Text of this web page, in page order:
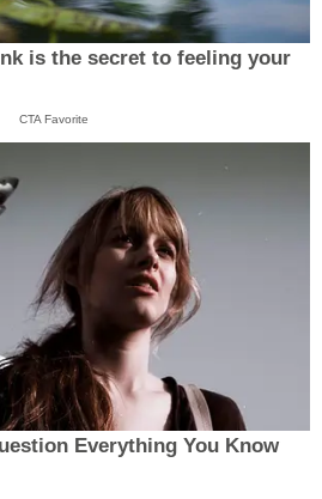
is the secret to feeling your
CTA Favorite
Everything You Know